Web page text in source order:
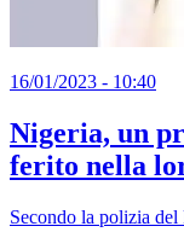
16/01/2023 - 10:40
Nigeria, un
ferito nella
Secondo la polizia del